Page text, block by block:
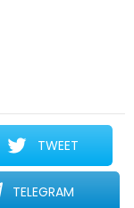
TWEET
TELEGRAM